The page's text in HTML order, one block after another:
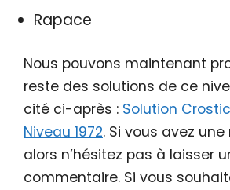
Rapace
Nous pouvons maintenant
reste des solutions de ce
cité ci-après : Solution
Niveau 1972. Si vous avez
alors n’hésitez pas à laisser
commentaire. Si vous